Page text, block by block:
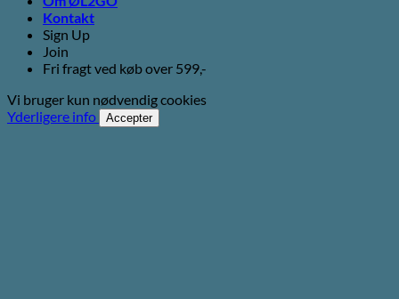
Kontakt
Sign Up
Join
Fri fragt ved køb over 599,-
Vi bruger kun nødvendig cookies
Yderligere info
Accepter